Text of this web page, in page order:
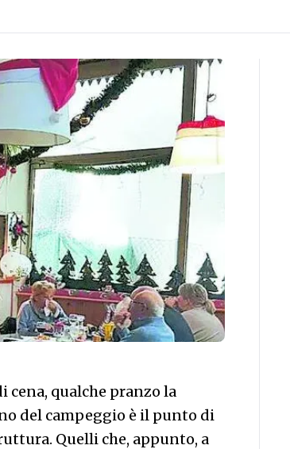
cena, qualche pranzo la
del campeggio è il punto di
Quelli che, appunto, a